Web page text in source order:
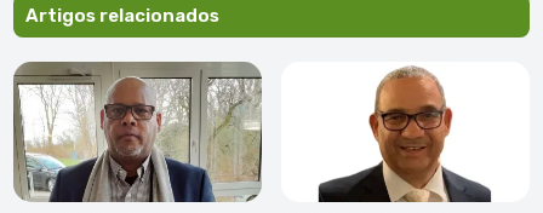
Vicente
Artigos relacionados